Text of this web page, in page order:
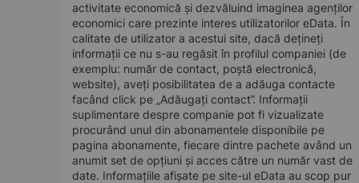
activitate economică și dezvăluind imaginea agenților
economici care prezinte interes utilizatorilor eData. În
calitate de utilizator a acestui site, dacă dețineți
informații ce nu s-au regăsit în profilul companiei (de
exemplu: număr de contact, poștă electronică,
website), aveți posibilitatea de a adăuga contacte
facând click pe „Adăugați contact”. Informații
suplimentare despre companie pot fi vizualizate
procurând unul din abonamentele disponibile pe
pagina abonamente, fiecare dintre pachete având un
anumit set de opțiuni și acces către un număr vast de
date. Informațiile afișate pe site-ul eData au scop pur